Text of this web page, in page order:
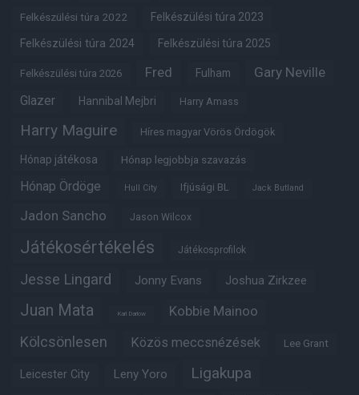
Felkészülési túra 2022 Felkészülési túra 2023
Felkészülési túra 2024 Felkészülési túra 2025
Felkészülési túra 2026 Fred Fulham Gary Neville
Glazer Hannibal Mejbri Harry Amass
Harry Maguire Híres magyar Vörös Ördögök
Hónap játékosa Hónap legjobbja szavazás
Hónap Ördöge Hull City Ifjúsági BL Jack Butland
Jadon Sancho Jason Wilcox
Játékosértékelés Játékosprofilok
Jesse Lingard Jonny Evans Joshua Zirkzee
Juan Mata Karl Darlow Kobbie Mainoo
Kölcsönlesen Közös meccsnézések Lee Grant
Leicester City Leny Yoro Ligakupa